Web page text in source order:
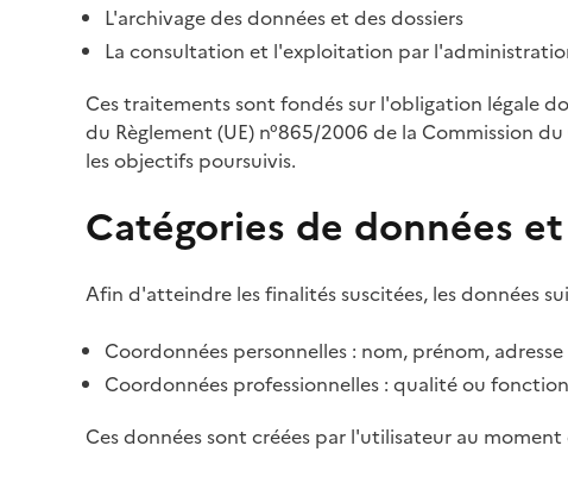
L'archivage des données et des dossiers
La consultation et l'exploitation par
Ces traitements sont fondés sur l'obligation légale
du Règlement (UE) n°865/2006 de la Commission
les objectifs poursuivis.
Catégories de données
Afin d'atteindre les finalités suscitées, les données
Coordonnées personnelles : nom, prénom,
Coordonnées professionnelles : qualité ou
Ces données sont créées par l'utilisateur au